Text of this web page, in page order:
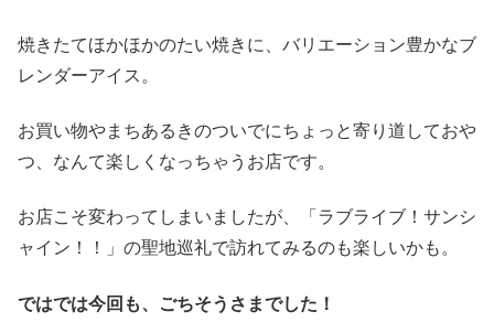
焼きたてほかほかのたい焼きに、バリエーション豊かなブ
レンダーアイス。
お買い物やまちあるきのついでにちょっと寄り道しておや
つ、なんて楽しくなっちゃうお店です。
お店こそ変わってしまいましたが、「ラブライブ！サンシ
ャイン！！」の聖地巡礼で訪れてみるのも楽しいかも。
ではでは今回も、ごちそうさまでした！